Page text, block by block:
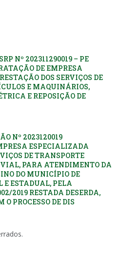
Nº 202311290019 – PE
DE EMPRESA
DOS SERVIÇOS DE
E MAQUINÁRIOS,
E REPOSIÇÃO DE
Nº 2023120019
ESPECIALIZADA
DE TRANSPORTE
PARA ATENDIMENTO DA
DO MUNICÍPIO DE
ESTADUAL, PELA
2019 RESTADA DESERDA,
O PROCESSO DE DIS